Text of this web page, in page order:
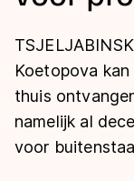
Langebaan
Shorttrack
Inlineskaten
Uitslagen
Langebaan
Shorttrack
Marathon
Tijden &
Ranglijsten
Koetopova
thuis
namelijk al
voor